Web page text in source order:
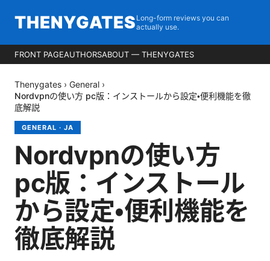
THENYGATES Long-form reviews you can
actually use.
FRONT PAGEAUTHORSABOUT — THENYGATES
Thenygates › General ›
Nordvpnの使い方 pc版：インストールから設定・便利機能を徹
底解説
GENERAL · JA
Nordvpnの使い方
pc版：インストール
から設定・便利機能を
徹底解説